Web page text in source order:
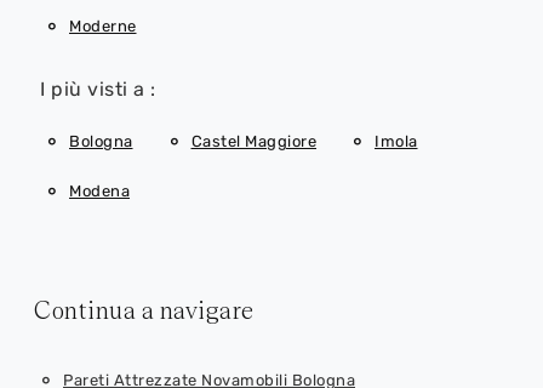
Moderne
I più visti a :
Bologna Castel Maggiore Imola
Modena
Continua a navigare
Pareti Attrezzate Novamobili Bologna